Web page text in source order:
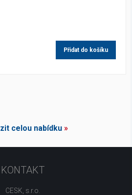
Přidat do košíku
celou nabídku»
KONTAKT
CESK, s.r.o.